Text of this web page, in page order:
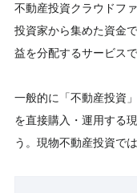
不動産投資クラウドフ
投資家から集めた資金
益を分配するサービスで
一般的に「不動産投資
を直接購入・運用する
う。現物不動産投資で